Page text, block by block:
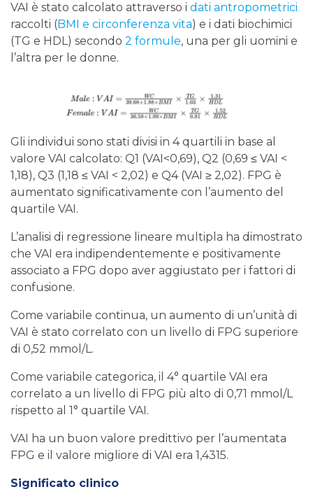
VAI è stato calcolato attraverso i dati antropometrici
raccolti (BMI e circonferenza vita) e i dati biochimici
(TG e HDL) secondo 2 formule, una per gli uomini e
l’altra per le donne.
Gli individui sono stati divisi in 4 quartili in base al
valore VAI calcolato: Q1 (VAI<0,69), Q2 (0,69 ≤ VAI <
1,18), Q3 (1,18 ≤ VAI < 2,02) e Q4 (VAI ≥ 2,02). FPG è
aumentato significativamente con l’aumento del
quartile VAI.
L’analisi di regressione lineare multipla ha dimostrato
che VAI era indipendentemente e positivamente
associato a FPG dopo aver aggiustato per i fattori di
confusione.
Come variabile continua, un aumento di un’unità di
VAI è stato correlato con un livello di FPG superiore
di 0,52 mmol/L.
Come variabile categorica, il 4° quartile VAI era
correlato a un livello di FPG più alto di 0,71 mmol/L
rispetto al 1° quartile VAI.
VAI ha un buon valore predittivo per l’aumentata
FPG e il valore migliore di VAI era 1,4315.
Significato clinico